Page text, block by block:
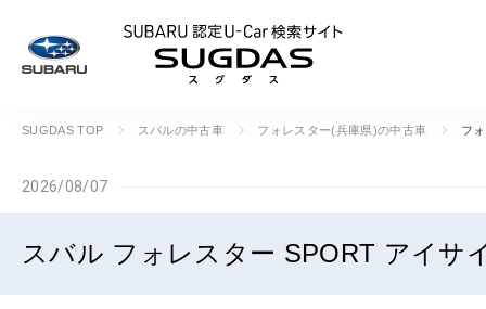
SUGDAS TOP スバルの中古車 フォレスター(兵庫県)の中古車 フ
2026/08/07
スバル フォレスター SPORT アイサ